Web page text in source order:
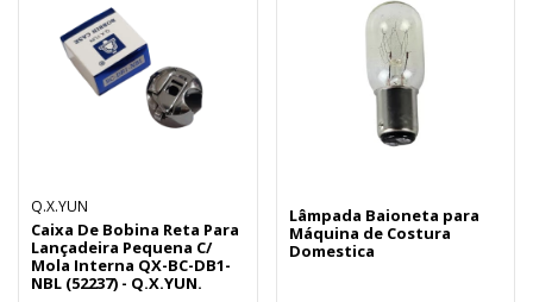
Q.X.YUN
Caixa De Bobina Reta Para
Lançadeira Pequena C/
Mola Interna QX-BC-DB1-
NBL (52237) - Q.X.YUN.
Lâmpada Baioneta para
Máquina de Costura
Domestica